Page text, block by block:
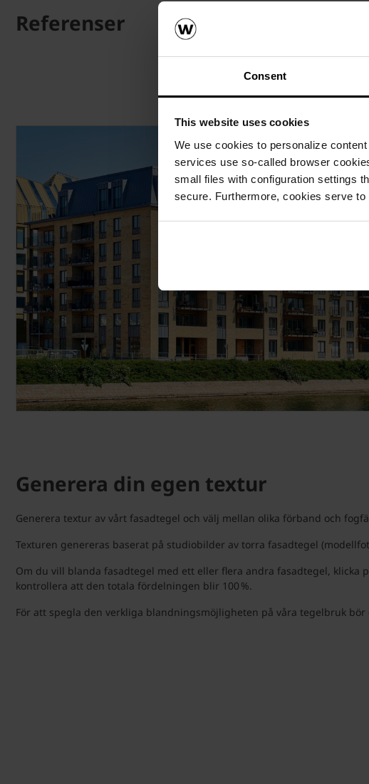
Consent
This website uses cookies
We use cookies to personalize
services use so-called browser
small files with configuration settings
secure. Furthermore, cookies serve
Referenser
Generera din egen textur
Generera textur av vårt fasadtegel och välj mellan olika förband och
Texturen genereras baserat på studiobilder av torra fasadtegel
Om du vill blanda fasadtegel med ett eller flera andra fasadtegel, klicka
kontrollera att den totala fördelningen blir 100 %.
För att spegla den verkliga blandningsmöjligheten på våra tegelbruk